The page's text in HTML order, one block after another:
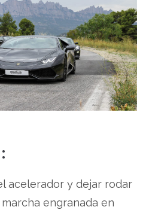
acelerador y dejar rodar
engranada en